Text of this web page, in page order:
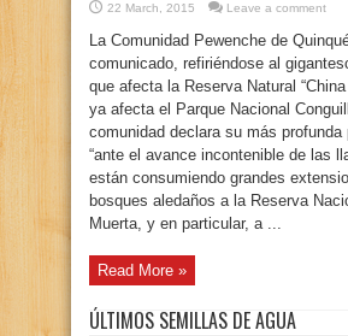
22 March, 2015 Leave a comment
La Comunidad Pewenche de
comunicado, refiriéndose al
que afecta la Reserva Natural
ya afecta el Parque Nacional
comunidad declara su más profunda
“ante el avance incontenible de las
están consumiendo grandes
bosques aledaños a la Reserva
Muerta, y en particular, a ...
Read More »
ÚLTIMOS SEMILLAS DE AGUA